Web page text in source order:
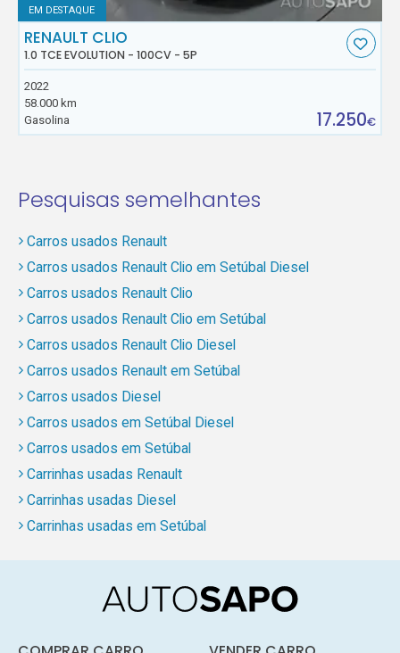
EM DESTAQUE
RENAULT CLIO
1.0 TCE EVOLUTION - 100CV - 5P
2022
58.000 km
Gasolina
17.250€
Pesquisas semelhantes
Carros usados Renault
Carros usados Renault Clio em Setúbal Diesel
Carros usados Renault Clio
Carros usados Renault Clio em Setúbal
Carros usados Renault Clio Diesel
Carros usados Renault em Setúbal
Carros usados Diesel
Carros usados em Setúbal Diesel
Carros usados em Setúbal
Carrinhas usadas Renault
Carrinhas usadas Diesel
Carrinhas usadas em Setúbal